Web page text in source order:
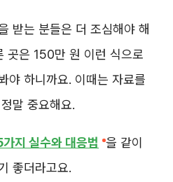
받는 분들은 더 조심해야 해
곳은 150만 원 이런 식으로
야 하니까요. 이때는 자료를
말 중요해요.
지 실수와 대응법 을 같이
좋더라고요.